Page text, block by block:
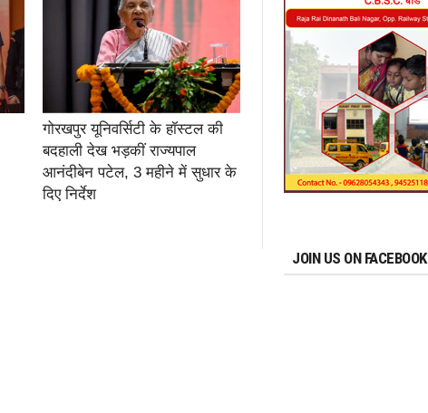
गोरखपुर यूनिवर्सिटी के हॉस्टल की
बदहाली देख भड़कीं राज्यपाल
आनंदीबेन पटेल, 3 महीने में सुधार के
दिए निर्देश
JOIN US ON FACEBOOK